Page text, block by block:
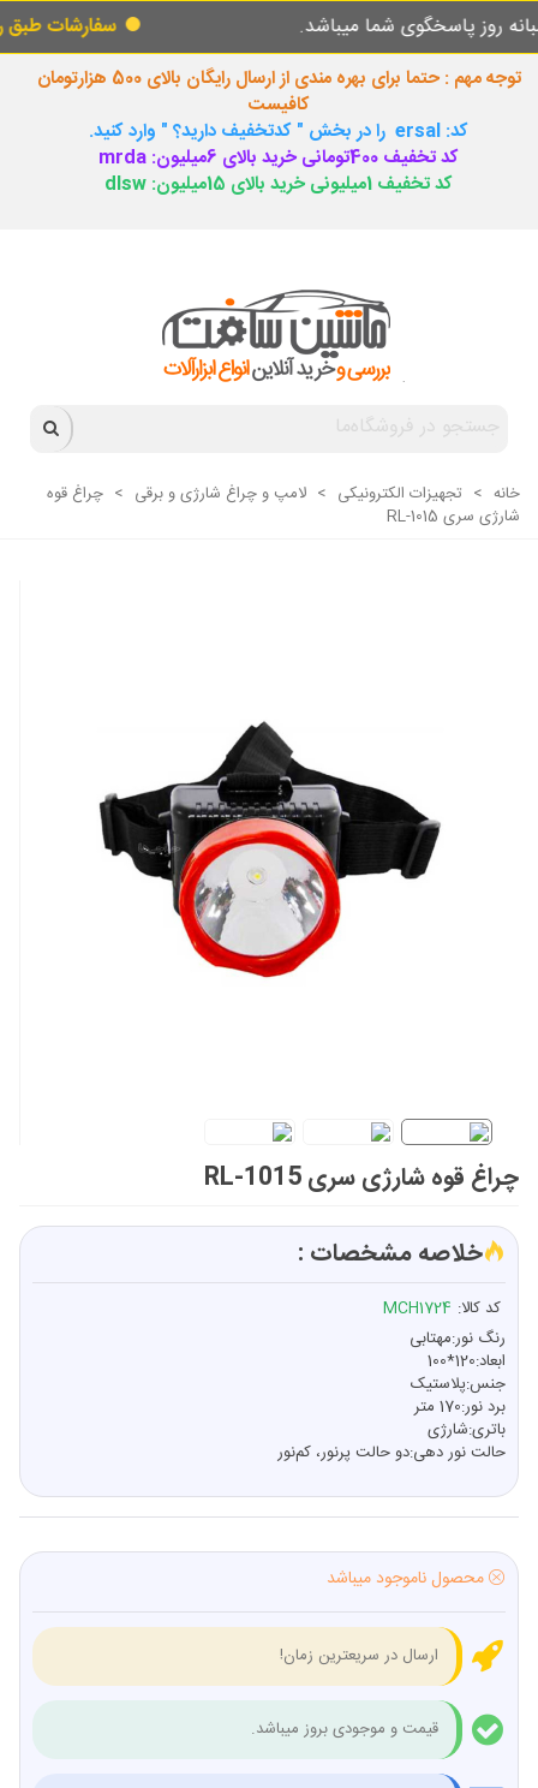
شما میباشد. سفارشات طبق روال
توجه مهم : حتما برای بهره مندی از ارسال رایگان بالای 500 هزارتومان
کافیست
کد: ersal را در بخش " کدتخفیف دارید؟ " وارد کنید.
کد تخفیف 400تومانی خرید بالای 6میلیون: mrda
کد تخفیف 1میلیونی خرید بالای 15میلیون: dlsw
خانه > تجهیزات الکترونیکی > لامپ و چراغ شارژی و برقی > چراغ قوه
شارژی سری RL-1015
چراغ قوه شارژی سری RL-1015
خلاصه مشخصات :
کد کالا: MCH1724
رنگ نور:مهتابی
ابعاد:120*100
جنس:پلاستیک
برد نور:170 متر
باتری:شارژی
حالت نور دهی:دو حالت پرنور، کم‌نور
محصول ناموجود میباشد
ارسال در سریعترین زمان!
قیمت و موجودی بروز میباشد.